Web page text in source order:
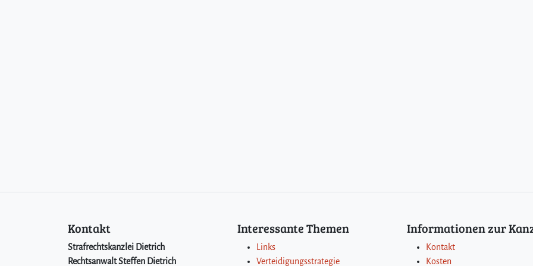
Kontakt
Strafrechtskanzlei Dietrich
Rechtsanwalt Steffen Dietrich
Interessante Themen
Links
Verteidigungsstrategie
Informationen zur
Kontakt
Kosten